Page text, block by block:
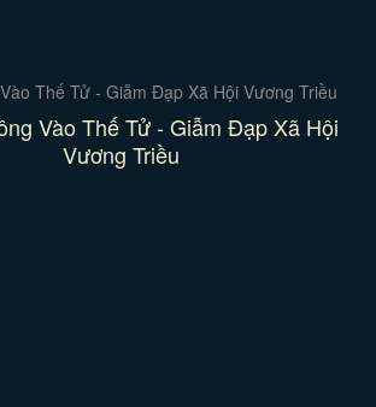
Vào Thế Tử - Giẫm Đạp Xã Hội
Vương Triều